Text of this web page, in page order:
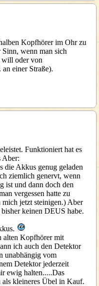
Kopfhörer im Ohr zu
wenn man sich
oder von
einer Straße).
Funktioniert hat es
Aber:
die Akkus genug geladen
ziemlich genervt, wenn
ist und dann doch den
vergessen hatte zu
jetzt steinigen.) Aber
keinen DEUS habe.
alten Kopfhörer mit
ich auch den Detektor
unabhängig vom
Detektor jederzeit
ewig halten.....Das
als kleineres Übel in Kauf.